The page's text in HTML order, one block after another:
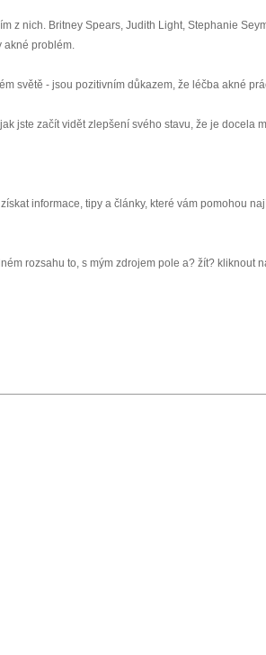
z nich. Britney Spears, Judith Light, Stephanie
akné problém.
světě - jsou pozitivním důkazem, že léčba akné
jste začít vidět zlepšení svého stavu, že je docela
informace, tipy a články, které vám pomohou
rozsahu to, s mým zdrojem pole a? žít? kliknout